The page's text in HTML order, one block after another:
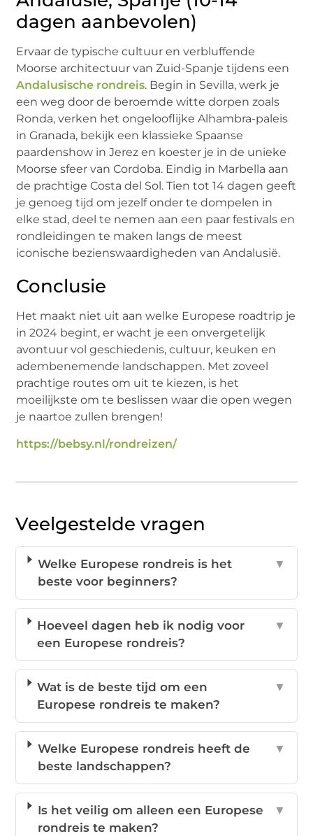
dagen aanbevolen)
Ervaar de typische cultuur en verbluffende
Moorse architectuur van Zuid-Spanje tijdens een
Andalusische rondreis. Begin in Sevilla, werk je
een weg door de beroemde witte dorpen zoals
Ronda, verken het ongelooflijke Alhambra-paleis
in Granada, bekijk een klassieke Spaanse
paardenshow in Jerez en koester je in de unieke
Moorse sfeer van Cordoba. Eindig in Marbella aan
de prachtige Costa del Sol. Tien tot 14 dagen geeft
je genoeg tijd om jezelf onder te dompelen in
elke stad, deel te nemen aan een paar festivals en
rondleidingen te maken langs de meest
iconische bezienswaardigheden van Andalusië.
Conclusie
Het maakt niet uit aan welke Europese roadtrip je
in 2024 begint, er wacht je een onvergetelijk
avontuur vol geschiedenis, cultuur, keuken en
adembenemende landschappen. Met zoveel
prachtige routes om uit te kiezen, is het
moeilijkste om te beslissen waar die open wegen
je naartoe zullen brengen!
https://bebsy.nl/rondreizen/
Veelgestelde vragen
Welke Europese rondreis is het
beste voor beginners?
▼
Hoeveel dagen heb ik nodig voor
een Europese rondreis?
▼
Wat is de beste tijd om een
Europese rondreis te maken?
▼
Welke Europese rondreis heeft de
beste landschappen?
▼
Is het veilig om alleen een Europese
rondreis te maken?
▼